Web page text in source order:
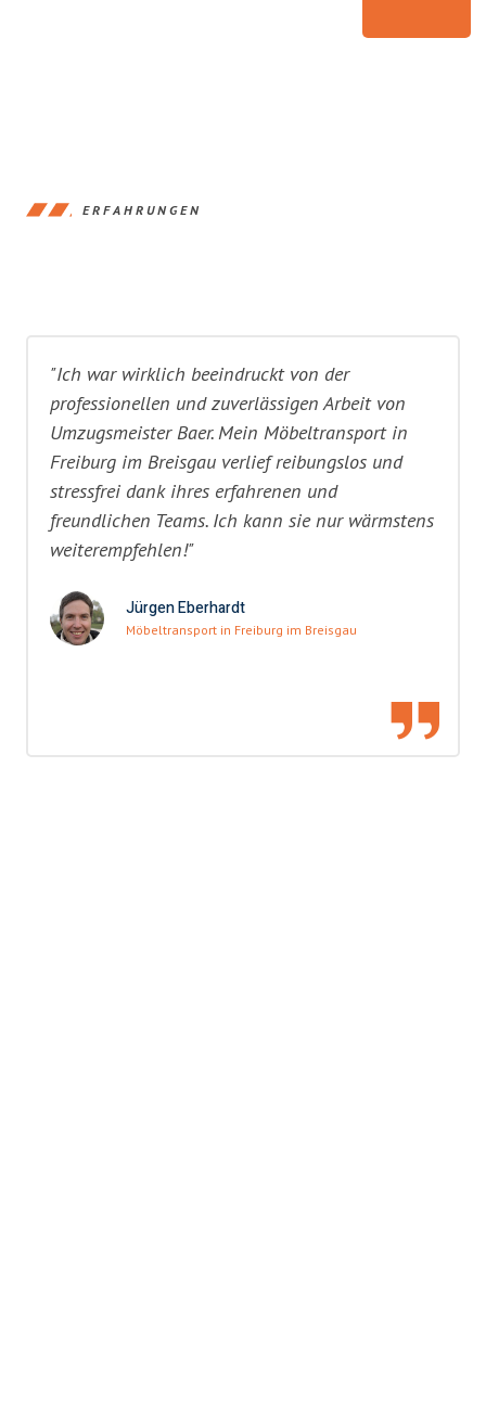
ERFAHRUNGEN
"Ich war wirklich beeindruckt von der
professionellen und zuverlässigen Arbeit von
Umzugsmeister Baer. Mein Möbeltransport in
Freiburg im Breisgau verlief reibungslos und
stressfrei dank ihres erfahrenen und
freundlichen Teams. Ich kann sie nur wärmstens
weiterempfehlen!"
Jürgen Eberhardt
Möbeltransport in Freiburg im Breisgau